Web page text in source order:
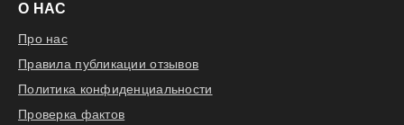
О НАС
Про нас
Правила публикации отзывов
Политика конфиденциальности
Проверка фактов